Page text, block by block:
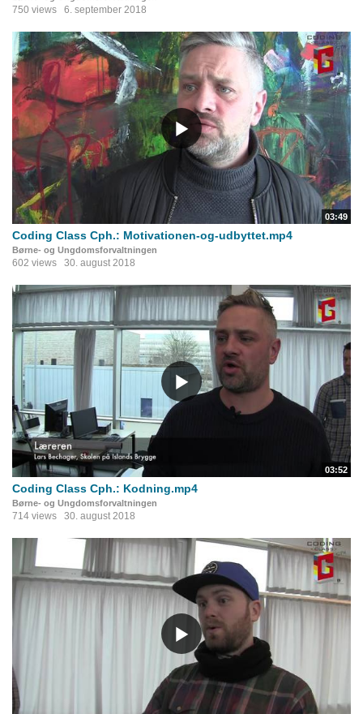
750 views 6. september 2018
03:49
Coding Class Cph.: Motivationen-og-udbyttet.mp4
Børne- og Ungdomsforvaltningen
602 views 30. august 2018
03:52
Coding Class Cph.: Kodning.mp4
Børne- og Ungdomsforvaltningen
714 views 30. august 2018